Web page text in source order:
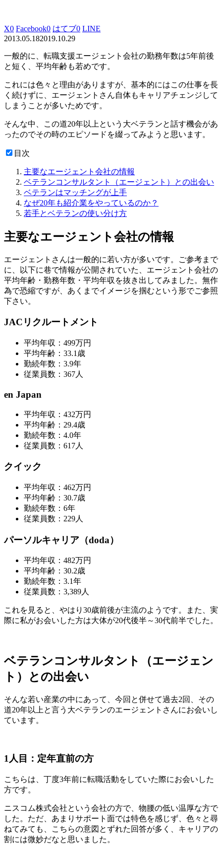
X0 Facebook0 はてブ0 LINE
2013.05.182019.10.29
一般的に、転職支援エージェント会社の勤務年数は5年前後
と短く、平均年齢も若めです。
これには色々と理由がありますが、基本的にはこの仕事を長
く続けずに、エージェントさん自体もキャリアチェンジして
しまうことが多いためです。
そんな中、この道20年以上という大ベテランと話す機会があ
ったのでその時のエピソードを綴ってみようと思います。
目次
主要なエージェント会社の情報
ベテランコンサルタント（エージェント）との出会い
ベテランはマッチングが上手
なぜ20年も紹介業をやっているのか？
若手とベテランの使い分け方
主要なエージェント会社の情報
エージェントさんは一般的に若い方が多いです。ご参考まで
に、以下に巷で情報が公開されていた、エージェント会社の
平均年齢・勤務年数・平均年収を抜き出してみました。無作
為で恐縮ですが、あくまでイメージを掴むという形でご参照
下さい。
JACリクルートメント
平均年収：499万円
平均年齢：33.1歳
勤続年数：3.9年
従業員数：367人
en Japan
平均年収：432万円
平均年齢：29.4歳
勤続年数：4.0年
従業員数：617人
クイック
平均年収：462万円
平均年齢：30.7歳
勤続年数：6年
従業員数：229人
パーソルキャリア（doda）
平均年収：482万円
平均年齢：30.2歳
勤続年数：3.1年
従業員数：3,389人
これを見ると、やはり30歳前後が主流のようです。また、実
際に私がお会いした方は大体が20代後半～30代前半でした。
ベテランコンサルタント（エージェン
ト）との出会い
そんな若い産業の中にあって、今回と併せて過去2回、その
道20年以上と言う大ベテランのエージェントさんにお会いし
ています。
1人目：定年直前の方
こちらは、丁度3年前に転職活動をしていた際にお会いした
方です。
ニスコム株式会社という会社の方で、物腰の低い温厚な方で
した。ただ、あまりサポート面では特色を感じず、色々と尋
ねてみても、こちらの意図とずれた回答が多く、キャリアの
割には微妙だなと思いました。